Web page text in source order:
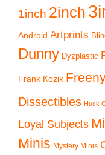
1inch 2inch
Android Artprints
Dunny Dyzplastic
Frank Kozik
Dissectibles Huck
Loyal Subjects
Minis Mystery Minis